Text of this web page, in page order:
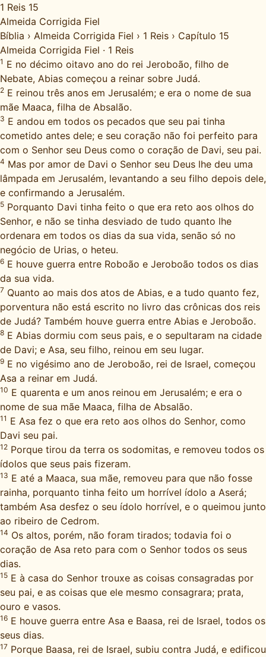
1 Reis 15
Almeida Corrigida Fiel
Bíblia › Almeida Corrigida Fiel › 1 Reis › Capítulo 15
Almeida Corrigida Fiel · 1 Reis
1 E no décimo oitavo ano do rei Jeroboão, filho de
Nebate, Abias começou a reinar sobre Judá.
2 E reinou três anos em Jerusalém; e era o nome de sua
mãe Maaca, filha de Absalão.
3 E andou em todos os pecados que seu pai tinha
cometido antes dele; e seu coração não foi perfeito para
com o Senhor seu Deus como o coração de Davi, seu pai.
4 Mas por amor de Davi o Senhor seu Deus lhe deu uma
lâmpada em Jerusalém, levantando a seu filho depois dele,
e confirmando a Jerusalém.
5 Porquanto Davi tinha feito o que era reto aos olhos do
Senhor, e não se tinha desviado de tudo quanto lhe
ordenara em todos os dias da sua vida, senão só no
negócio de Urias, o heteu.
6 E houve guerra entre Roboão e Jeroboão todos os dias
da sua vida.
7 Quanto ao mais dos atos de Abias, e a tudo quanto fez,
porventura não está escrito no livro das crônicas dos reis
de Judá? Também houve guerra entre Abias e Jeroboão.
8 E Abias dormiu com seus pais, e o sepultaram na cidade
de Davi; e Asa, seu filho, reinou em seu lugar.
9 E no vigésimo ano de Jeroboão, rei de Israel, começou
Asa a reinar em Judá.
10 E quarenta e um anos reinou em Jerusalém; e era o
nome de sua mãe Maaca, filha de Absalão.
11 E Asa fez o que era reto aos olhos do Senhor, como
Davi seu pai.
12 Porque tirou da terra os sodomitas, e removeu todos os
ídolos que seus pais fizeram.
13 E até a Maaca, sua mãe, removeu para que não fosse
rainha, porquanto tinha feito um horrível ídolo a Aserá;
também Asa desfez o seu ídolo horrível, e o queimou junto
ao ribeiro de Cedrom.
14 Os altos, porém, não foram tirados; todavia foi o
coração de Asa reto para com o Senhor todos os seus
dias.
15 E à casa do Senhor trouxe as coisas consagradas por
seu pai, e as coisas que ele mesmo consagrara; prata,
ouro e vasos.
16 E houve guerra entre Asa e Baasa, rei de Israel, todos os
seus dias.
17 Porque Baasa, rei de Israel, subiu contra Judá, e edificou